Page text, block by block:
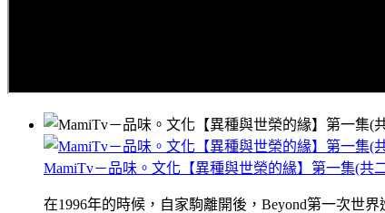
MamiTv－品味。文化【異種與世榮的緣】第一集(共
在1996年的時候，自家駒離開後，Beyond第一次世